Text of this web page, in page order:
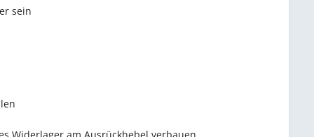
sein
Widerlager am Ausrückhebel verbauen